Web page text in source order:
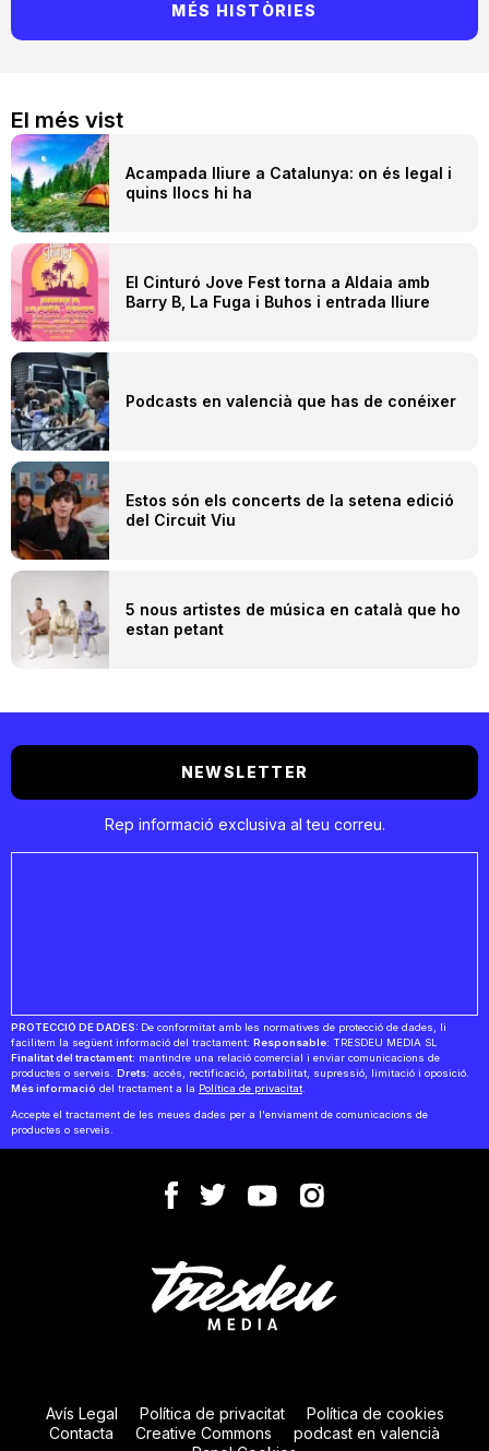
El més vist
Acampada lliure a Catalunya: on és legal i
quins llocs hi ha
El Cinturó Jove Fest torna a Aldaia amb
Barry B, La Fuga i Buhos i entrada lliure
Podcasts en valencià que has de conéixer
Estos són els concerts de la setena edició
del Circuit Viu
5 nous artistes de música en català que ho
estan petant
MÉS HISTÒRIES
NEWSLETTER
Rep informació exclusiva al teu correu.
PROTECCIÓ DE DADES: De conformitat amb les normatives de protecció de dades, li
facilitem la següent informació del tractament: Responsable: TRESDEU MEDIA SL
Finalitat del tractament: mantindre una relació comercial i enviar comunicacions de
productes o serveis. Drets: accés, rectificació, portabilitat, supressió, limitació i oposició.
Més informació del tractament a la Política de privacitat
Accepte el tractament de les meues dades per a l'enviament de comunicacions de
productes o serveis.
Avís Legal Política de privacitat
Política de cookies
Contacta
Creative Commons
podcast en valencià